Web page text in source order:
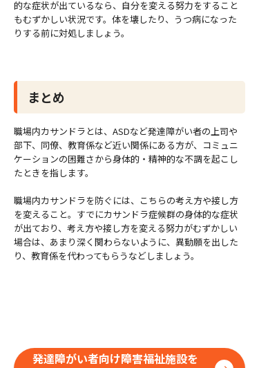
的な症状が出ているなら、自分を変える努力をすること
もむずかしい状況です。 体を壊したり、うつ病になった
りする前に対処しましょう。
まとめ
職場内カサンドラとは、ASDなど発達障がい者の上司や
部下、同僚、教育係など近い関係にある方が、コミュニ
ケーションの困難さから身体的・精神的な不調を起こし
たときを指します。
職場内カサンドラを防ぐには、こちらの考え方や接し方
を変えること。すでにカサンドラ症候群の身体的な症状
が出ており、考え方や接し方を変える努力がむずかしい
場合は、あまり深く関わらないように、異動願を出した
り、教育係を代わってもらうなどしましょう。
発達障がい者向け障害福祉施設を